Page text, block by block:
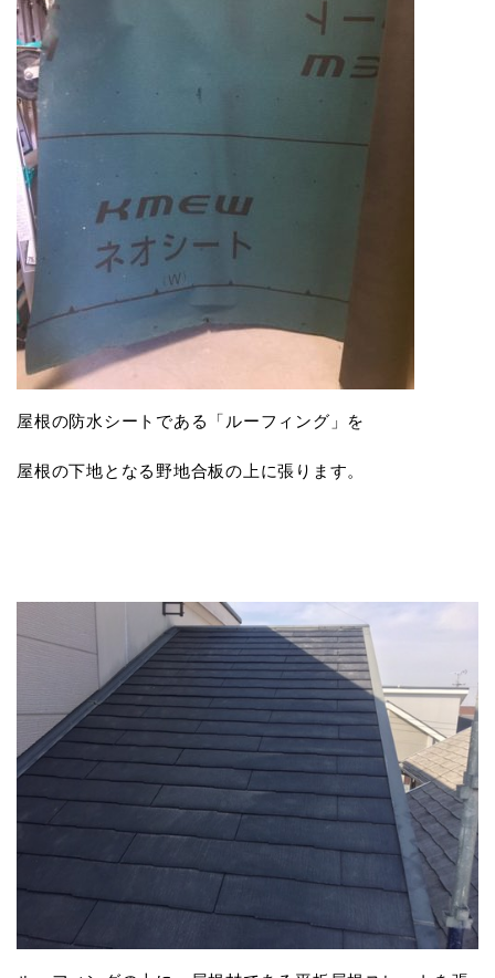
屋根の防水シートである「ルーフィング」を
屋根の下地となる野地合板の上に張ります。